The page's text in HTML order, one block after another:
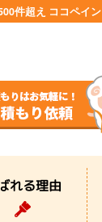
件超え ココペイ
れる理由